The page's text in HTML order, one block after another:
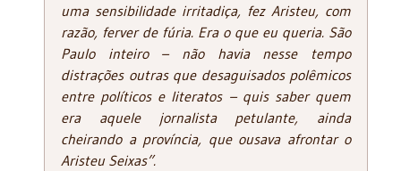
uma sensibilidade irritadiça, fez Aristeu, com
razão, ferver de fúria. Era o que eu queria. São
Paulo inteiro – não havia nesse tempo
distrações outras que desaguisados polêmicos
entre políticos e literatos – quis saber quem
era aquele jornalista petulante, ainda
cheirando a província, que ousava afrontar o
Aristeu Seixas”.